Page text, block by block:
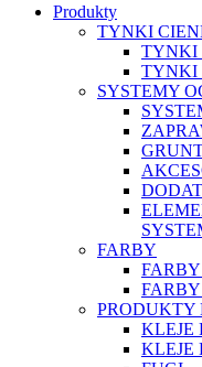
Produkty
TYNKI
TYNKI
TYNKI
SYSTEMY
FARBY
PRODUKTY
KLEJE
KLEJE